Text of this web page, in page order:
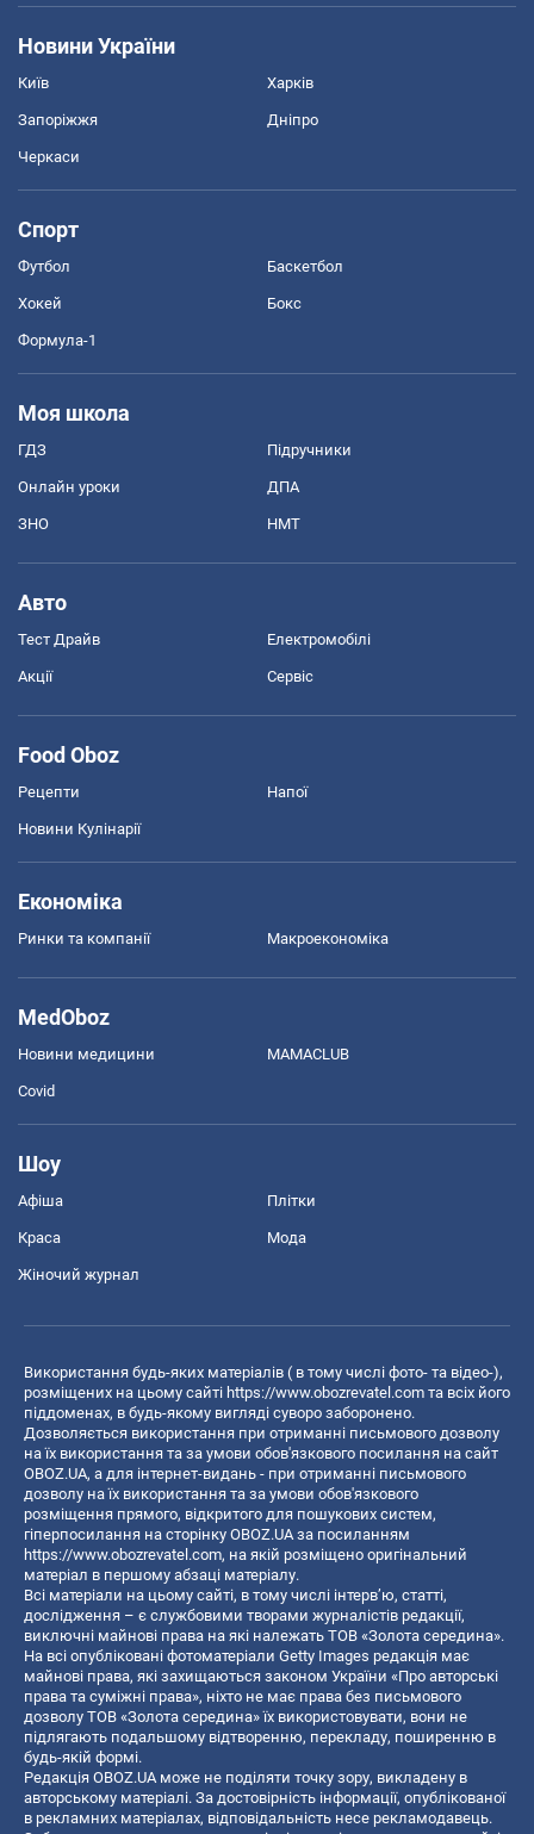
Новини України
Київ Харків
Запоріжжя Дніпро
Черкаси
Спорт
Футбол Баскетбол
Хокей Бокс
Формула-1
Моя школа
ГДЗ Підручники
Онлайн уроки ДПА
ЗНО НМТ
Авто
Тест Драйв Електромобілі
Акції Сервіс
Food Oboz
Рецепти Напої
Новини Кулінарії
Економіка
Ринки та компанії Макроекономіка
MedOboz
Новини медицини MAMACLUB
Covid
Шоу
Афіша Плітки
Краса Мода
Жіночий журнал
Використання будь-яких матеріалів ( в тому числі фото- та відео-),
розміщених на цьому сайті https://www.obozrevatel.com та всіх його
піддоменах, в будь-якому вигляді суворо заборонено.
Дозволяється використання при отриманні письмового дозволу
на їх використання та за умови обов'язкового посилання на сайт
OBOZ.UA, а для інтернет-видань - при отриманні письмового
дозволу на їх використання та за умови обов'язкового
розміщення прямого, відкритого для пошукових систем,
гіперпосилання на сторінку OBOZ.UA за посиланням
https://www.obozrevatel.com, на якій розміщено оригінальний
матеріал в першому абзаці матеріалу.
Всі матеріали на цьому сайті, в тому числі інтерв’ю, статті,
дослідження – є службовими творами журналістів редакції,
виключні майнові права на які належать ТОВ «Золота середина».
На всі опубліковані фотоматеріали Getty Images редакція має
майнові права, які захищаються законом України «Про авторські
права та суміжні права», ніхто не має права без письмового
дозволу ТОВ «Золота середина» їх використовувати, вони не
підлягають подальшому відтворенню, перекладу, поширенню в
будь-якій формі.
Редакція OBOZ.UA може не поділяти точку зору, викладену в
авторському матеріалі. За достовірність інформації, опублікованої
в рекламних матеріалах, відповідальність несе рекламодавець.